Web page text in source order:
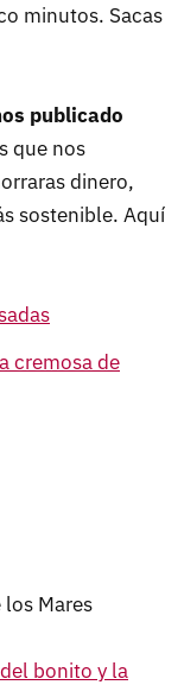
minutos. Sacas
publicado
que nos
dinero,
sostenible. Aquí
cremosa de
Mares
bonito y la